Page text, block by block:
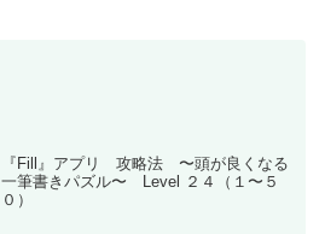
『Fill』アプリ 攻略法 〜頭が良くなる
一筆書きパズル〜 Level ２４（１〜５
０）